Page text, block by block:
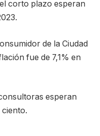
corto plazo esperan
de la Ciudad
fue de 7,1% en
esperan
ciento.